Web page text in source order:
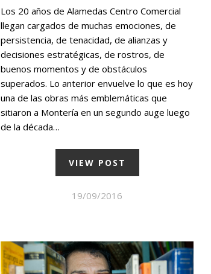
Los 20 años de Alamedas Centro Comercial
llegan cargados de muchas emociones, de
persistencia, de tenacidad, de alianzas y
decisiones estratégicas, de rostros, de
buenos momentos y de obstáculos
superados. Lo anterior envuelve lo que es hoy
una de las obras más emblemáticas que
sitiaron a Montería en un segundo auge luego
de la década…
VIEW POST
19/09/2016